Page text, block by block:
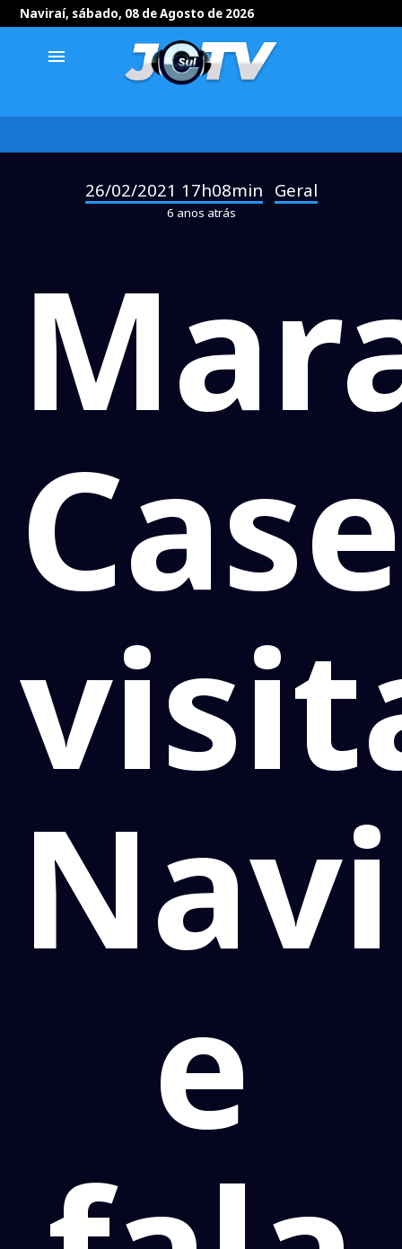
Naviraí, sábado, 08 de Agosto de 2026
menu
26/02/2021 17h08min Geral
6 anos atrás
e